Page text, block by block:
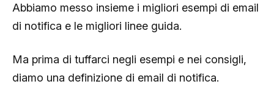
Abbiamo messo insieme i migliori esempi di email
di notifica e le migliori linee guida.
Ma prima di tuffarci negli esempi e nei consigli,
diamo una definizione di email di notifica.